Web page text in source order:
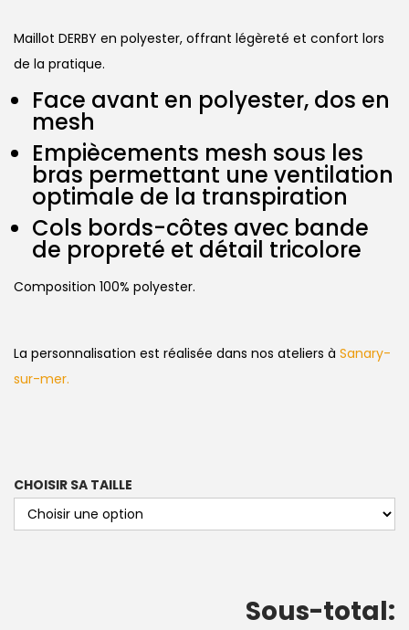
Maillot DERBY en polyester, offrant légèreté et confort lors
de la pratique.
Face avant en polyester, dos en
mesh
Empiècements mesh sous les
bras permettant une ventilation
optimale de la transpiration
Cols bords-côtes avec bande
de propreté et détail tricolore
Composition 100% polyester.
La personnalisation est réalisée dans nos ateliers à Sanary-
sur-mer.
CHOISIR SA TAILLE
Sous-total: